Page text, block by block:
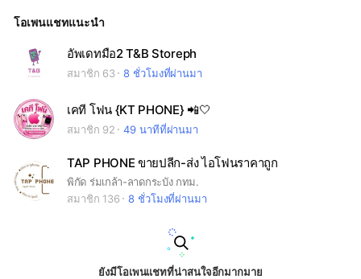
โอเพนแชทแนะนำ
อัพเดทมือ2 T&B Storeph
สมาชิก 63 8 ชั่วโมงที่ผ่านมา
เคที โฟน {KT PHONE} 📲🤍
สมาชิก 92 49 นาทีที่ผ่านมา
TAP PHONE ขายปลีก-ส่ง ไอโฟนราคาถูก
พิกัด ร่มเกล้า-ลาดกระบัง กทม.
สมาชิก 136
8 ชั่วโมงที่ผ่านมา
ยังมีโอเพนแชทที่น่าสนใจอีกมากมาย